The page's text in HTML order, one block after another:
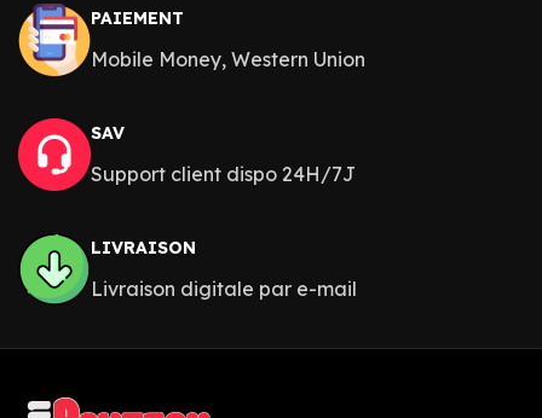
PAIEMENT
Mobile Money, Western Union
SAV
Support client dispo 24H/7J
LIVRAISON
Livraison digitale par e-mail